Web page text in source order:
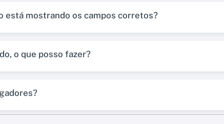
está mostrando os campos corretos?
o que posso fazer?